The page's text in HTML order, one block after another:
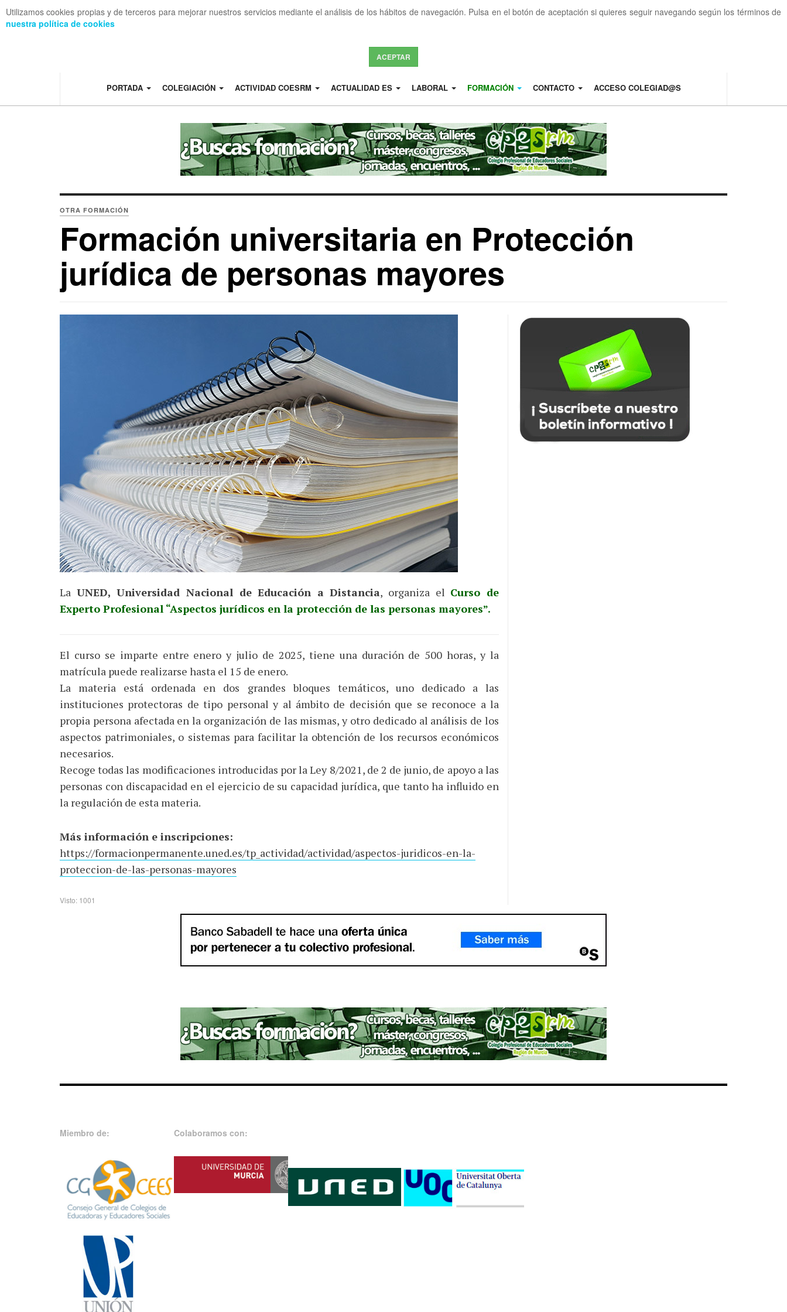
Utilizamos cookies propias y de terceros para mejorar nuestros servicios mediante el análisis de los hábitos de navegación. Pulsa en el botón de aceptación si quieres seguir navegando según los términos de
nuestra política de cookies
ACEPTAR
PORTADA COLEGIACIÓN ACTIVIDAD COESRM ACTUALIDAD ES LABORAL FORMACIÓN CONTACTO ACCESO COLEGIAD@S
OTRA FORMACIÓN
Formación universitaria en Protección
jurídica de personas mayores
La UNED, Universidad Nacional de Educación a Distancia, organiza el Curso de
Experto Profesional “Aspectos jurídicos en la protección de las personas mayores”.
El curso se imparte entre enero y julio de 2025, tiene una duración de 500 horas, y la
matrícula puede realizarse hasta el 15 de enero.
La materia está ordenada en dos grandes bloques temáticos, uno dedicado a las
instituciones protectoras de tipo personal y al ámbito de decisión que se reconoce a la
propia persona afectada en la organización de las mismas, y otro dedicado al análisis de los
aspectos patrimoniales, o sistemas para facilitar la obtención de los recursos económicos
necesarios.
Recoge todas las modificaciones introducidas por la Ley 8/2021, de 2 de junio, de apoyo a las
personas con discapacidad en el ejercicio de su capacidad jurídica, que tanto ha influido en
la regulación de esta materia.
Más información e inscripciones:
https://formacionpermanente.uned.es/tp_actividad/actividad/aspectos-juridicos-en-la-
proteccion-de-las-personas-mayores
Visto: 1001
Miembro de: Colaboramos con: